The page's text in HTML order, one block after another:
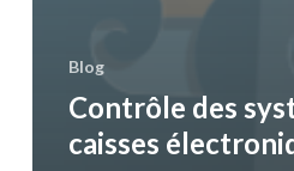
Blog
Contrôle des
caisses